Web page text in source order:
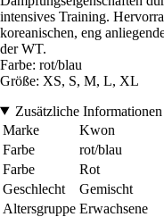
intensives Training.
koreanischen, eng
der WT.
Farbe: rot/blau
Größe: XS, S, M, L, XL
Zusätzliche Informationen
Marke
Kwon
Farbe
rot/blau
Farbe
Rot
Geschlecht
Gemischt
Altersgruppe Erwachsene